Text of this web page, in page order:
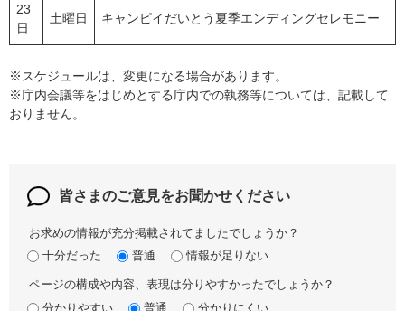
23
日
土曜日 キャンピイだいとう夏季エンディングセレモニー
※スケジュールは、変更になる場合があります。
※庁内会議等をはじめとする庁内での執務等については、記載して
おりません。
皆さまのご意見をお聞かせください
お求めの情報が充分掲載されてましたでしょうか？
十分だった
普通 情報が足りない
ページの構成や内容、表現は分りやすかったでしょうか？
分かりやすい
普通 分かりにくい